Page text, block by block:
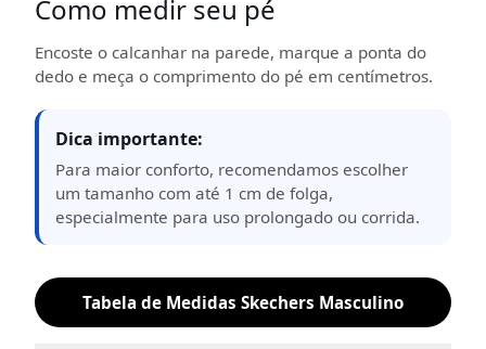
Como medir seu pé
Encoste o calcanhar na parede, marque a ponta do
dedo e meça o comprimento do pé em centímetros.
Dica importante:
Para maior conforto, recomendamos escolher
um tamanho com até 1 cm de folga,
especialmente para uso prolongado ou corrida.
Tabela de Medidas Skechers Masculino